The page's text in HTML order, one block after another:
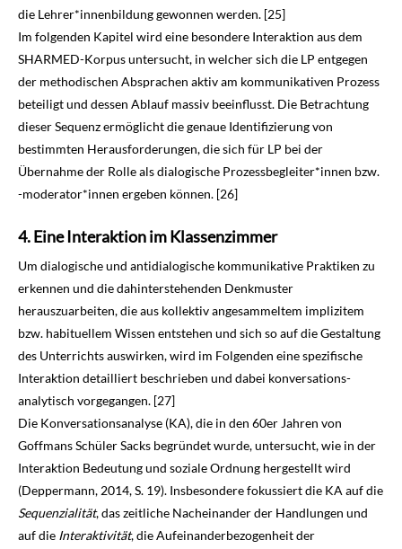
die Lehrer*innenbildung gewonnen werden. [25]
Im folgenden Kapitel wird eine besondere Interaktion aus dem
SHARMED-Korpus untersucht, in welcher sich die LP entgegen
der methodischen Absprachen aktiv am kommunikativen Pro­zess
beteiligt und dessen Ablauf massiv beeinflusst. Die Betrachtung
dieser Sequenz ermöglicht die genaue Identifizierung von
bestimmten Herausforderungen, die sich für LP bei der
Übernahme der Rolle als dialogische Prozessbegleiter*innen bzw.
-moderator*innen er­geben können. [26]
Eine Interaktion im Klassenzimmer
Um dialogische und antidialogische kommunikative Praktiken zu
erkennen und die dahinter­stehenden Denkmuster
herauszuarbeiten, die aus kollektiv angesammeltem implizitem
bzw. habituellem Wissen entstehen und sich so auf die Gestaltung
des Unterrichts auswirken, wird im Folgenden eine spezifische
Interaktion detailliert beschrieben und dabei konversations­
analytisch vorgegangen. [27]
Die Konversationsanalyse (KA), die in den 60er Jahren von
Goffmans Schüler Sacks begründet wurde, untersucht, wie in der
Interaktion Bedeutung und soziale Ordnung hergestellt wird
(Deppermann, 2014, S. 19). Insbesondere fokussiert die KA auf die
Sequenzialität, das zeitliche Nacheinander der Handlungen und
auf die Interaktivität, die Aufeinanderbezogenheit der